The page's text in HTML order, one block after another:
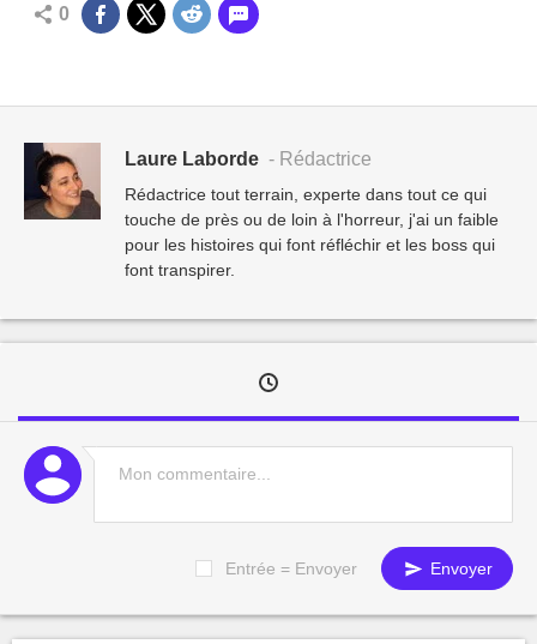
0
Laure Laborde - Rédactrice
Rédactrice tout terrain, experte dans tout ce qui
touche de près ou de loin à l'horreur, j'ai un faible
pour les histoires qui font réfléchir et les boss qui
font transpirer.
Entrée = Envoyer Envoyer